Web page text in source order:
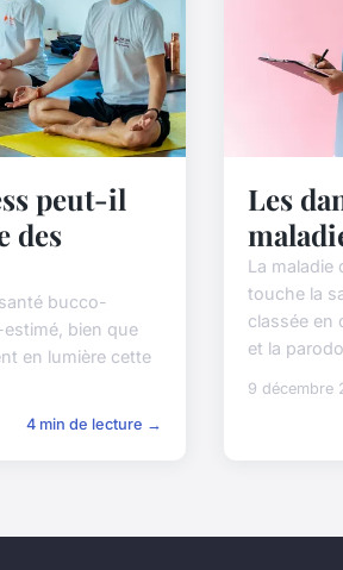
peut-il
des
bucco-
bien que
en lumière cette
4 min de lecture →
Les
La maladie
touche la
classée en
et la
9 décembre